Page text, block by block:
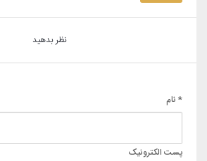
نظر بدهید
* نام
پست الکترونیک